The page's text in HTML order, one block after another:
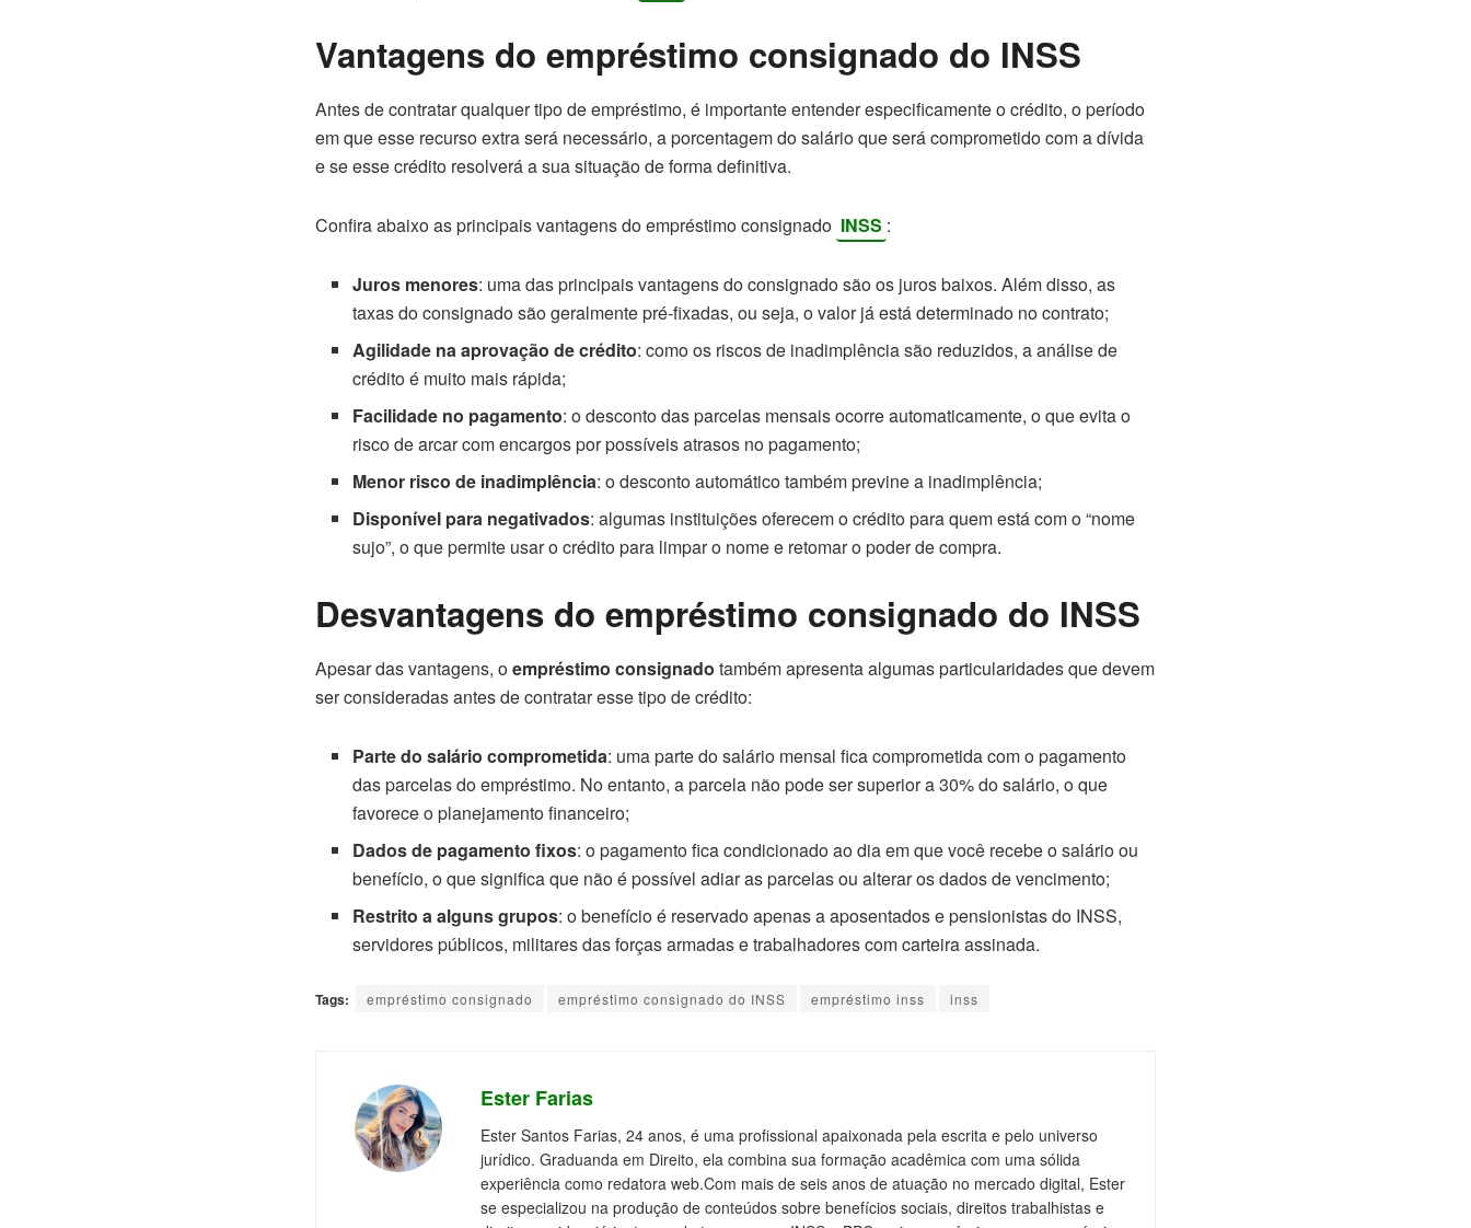
Vantagens do empréstimo consignado do INSS
Antes de contratar qualquer tipo de empréstimo, é importante entender especificamente o crédito, o período
em que esse recurso extra será necessário, a porcentagem do salário que será comprometido com a dívida
e se esse crédito resolverá a sua situação de forma definitiva.
Confira abaixo as principais vantagens do empréstimo consignado INSS :
Juros menores: uma das principais vantagens do consignado são os juros baixos. Além disso, as
taxas do consignado são geralmente pré-fixadas, ou seja, o valor já está determinado no contrato;
Agilidade na aprovação de crédito: como os riscos de inadimplência são reduzidos, a análise de
crédito é muito mais rápida;
Facilidade no pagamento: o desconto das parcelas mensais ocorre automaticamente, o que evita o
risco de arcar com encargos por possíveis atrasos no pagamento;
Menor risco de inadimplência: o desconto automático também previne a inadimplência;
Disponível para negativados: algumas instituições oferecem o crédito para quem está com o “nome
sujo”, o que permite usar o crédito para limpar o nome e retomar o poder de compra.
Desvantagens do empréstimo consignado do INSS
Apesar das vantagens, oempréstimo consignado também apresenta algumas particularidades que devem
ser consideradas antes de contratar esse tipo de crédito:
Parte do salário comprometida: uma parte do salário mensal fica comprometida com o pagamento
das parcelas do empréstimo. No entanto, a parcela não pode ser superior a 30% do salário, o que
favorece o planejamento financeiro;
Dados de pagamento fixos: o pagamento fica condicionado ao dia em que você recebe o salário ou
benefício, o que significa que não é possível adiar as parcelas ou alterar os dados de vencimento;
Restrito a alguns grupos: o benefício é reservado apenas a aposentados e pensionistas do INSS,
servidores públicos, militares das forças armadas e trabalhadores com carteira assinada.
Tags: empréstimo consignado empréstimo consignado do INSS empréstimo inss inss
Ester Farias
Ester Santos Farias, 24 anos, é uma profissional apaixonada pela escrita e pelo universo
jurídico. Graduanda em Direito, ela combina sua formação acadêmica com uma sólida
experiência como redatora web.Com mais de seis anos de atuação no mercado digital, Ester
se especializou na produção de conteúdos sobre benefícios sociais, direitos trabalhistas e